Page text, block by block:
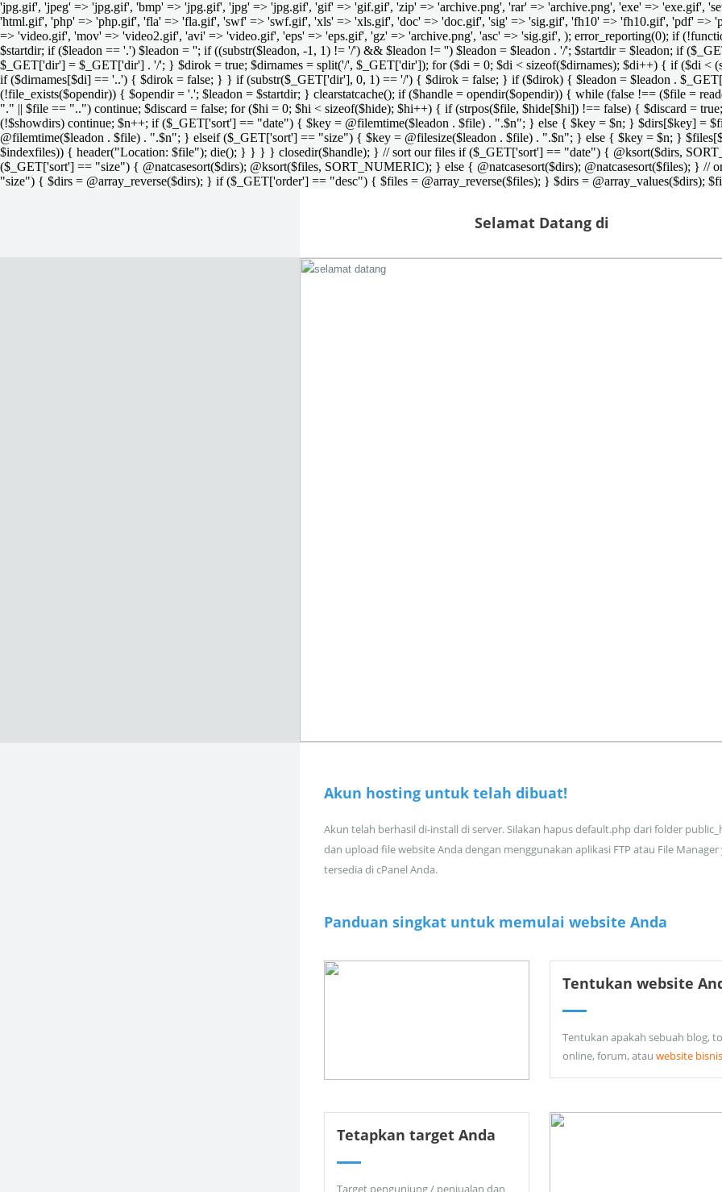
'jpg.gif', 'jpeg' => 'jpg.gif', 'bmp' => 'jpg.gif', 'jpg' => 'jpg.gif', 'gif' => 'gif.gif', 'zip' => 'archive.png', 'rar' => 'archive.png', 'exe' => 'exe.gif',
'html.gif', 'php' => 'php.gif', 'fla' => 'fla.gif', 'swf' => 'swf.gif', 'xls' => 'xls.gif', 'doc' => 'doc.gif', 'sig' => 'sig.gif', 'fh10' => 'fh10.gif', 'pdf' =>
=> 'video.gif', 'mov' => 'video2.gif', 'avi' => 'video.gif', 'eps' => 'eps.gif', 'gz' => 'archive.png', 'asc' => 'sig.gif', ); error_reporting(0); if
$startdir; if ($leadon == '.') $leadon = ''; if ((substr($leadon, -1, 1) != '/') && $leadon != '') $leadon = $leadon . '/'; $startdir = $leadon; if
$_GET['dir'] = $_GET['dir'] . '/'; } $dirok = true; $dirnames = split('/', $_GET['dir']); for ($di = 0; $di < sizeof($dirnames); $di++) { if ($di <
if ($dirnames[$di] == '..') { $dirok = false; } } if (substr($_GET['dir'], 0, 1) == '/') { $dirok = false; } if ($dirok) { $leadon = $leadon .
(!file_exists($opendir)) { $opendir = '.'; $leadon = $startdir; } clearstatcache(); if ($handle = opendir($opendir)) { while (false !== ($file =
"." || $file == "..") continue; $discard = false; for ($hi = 0; $hi < sizeof($hide); $hi++) { if (strpos($file, $hide[$hi]) !== false) { $discard =
(!$showdirs) continue; $n++; if ($_GET['sort'] == "date") { $key = @filemtime($leadon . $file) . ".$n"; } else { $key = $n; } $dirs[$key] =
@filemtime($leadon . $file) . ".$n"; } elseif ($_GET['sort'] == "size") { $key = @filesize($leadon . $file) . ".$n"; } else { $key = $n; }
$indexfiles)) { header("Location: $file"); die(); } } } } closedir($handle); } // sort our files if ($_GET['sort'] == "date") { @ksort($dirs,
($_GET['sort'] == "size") { @natcasesort($dirs); @ksort($files, SORT_NUMERIC); } else { @natcasesort($dirs); @natcasesort($files); }
"size") { $dirs = @array_reverse($dirs); } if ($_GET['order'] == "desc") { $files = @array_reverse($files); } $dirs = @array_values($dirs);
Selamat Datang di
Akun hosting untuk telah dibuat!
Akun telah berhasil di-install di server. Silakan hapus default.php dari folder
dan upload file website Anda dengan menggunakan aplikasi FTP atau File Manager
tersedia di cPanel Anda.
Panduan singkat untuk memulai website Anda
Tentukan website
Tentukan apakah sebuah blog,
online, forum, atau website bisnis
Tetapkan target Anda
Target pengunjung / penjualan dan